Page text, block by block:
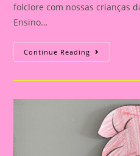
folclore com nossas crianças
Ensino…
Continue Reading Atividade
Sobre
Goro
Do
Saci